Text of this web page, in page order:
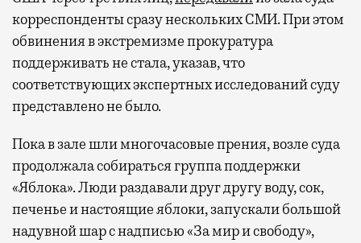
корреспонденты сразу нескольких СМИ. При этом
обвинения в экстремизме прокуратура
поддерживать не стала, указав, что
соответствующих экспертных исследований суду
представлено не было.
Пока в зале шли многочасовые прения, возле суда
продолжала собираться группа поддержки
«Яблока». Люди раздавали друг другу воду, сок,
печенье и настоящие яблоки, запускали большой
надувной шар с надписью «За мир и свободу»,